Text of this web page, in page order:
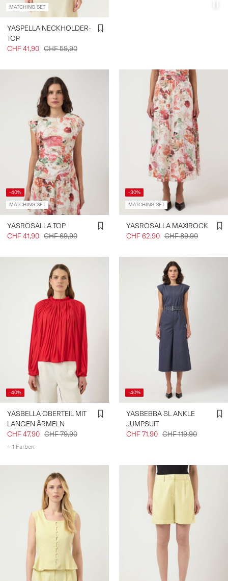
MATCHING SET
YASPELLA NECKHOLDER-
TOP
CHF 41,90 CHF 59,90
-40%
MATCHING SET
YASROSALLA TOP
CHF 41,90 CHF 69,90
-30%
MATCHING SET
YASROSALLA MAXIROCK
CHF 62,90 CHF 89,90
-40%
YASBELLA OBERTEIL MIT
LANGEN ÄRMELN
CHF 47,90 CHF 79,90
+ 1 Farben
-40%
YASBEBBA SL ANKLE
JUMPSUIT
CHF 71,90 CHF 119,90